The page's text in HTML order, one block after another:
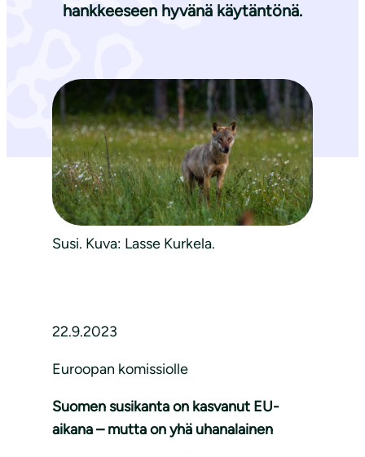
hankkeeseen hyvänä käytäntönä.
Susi. Kuva: Lasse Kurkela.
22.9.2023
Euroopan komissiolle
Suomen susikanta on kasvanut EU-
aikana – mutta on yhä uhanalainen